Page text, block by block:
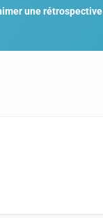
une rétrospective